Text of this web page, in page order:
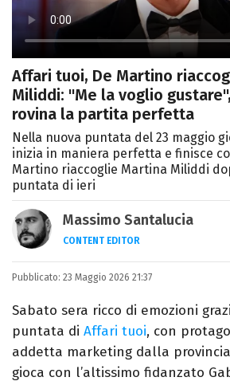
Affari tuoi, De Martino
Miliddi: "Me la voglio
rovina la partita perfetta
Nella nuova puntata del 23 maggio
inizia in maniera perfetta e finisce
Martino riaccoglie Martina Miliddi
puntata di ieri
Massimo Santalucia
CONTENT EDITOR
Nato una domenica del
sport, TV, musica e
mio primo romanzo.
Pubblicato: 23 Maggio 2026 21:37
Sabato sera ricco di emozioni
puntata di Affari tuoi, con
addetta marketing dalla
gioca con l’altissimo fidanzato